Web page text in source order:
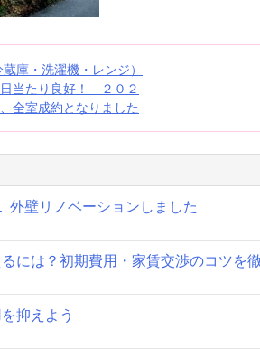
庫・洗濯機・レンジ）
当たり良好！ ２０２
全室成約となりました
外壁リノベーションしました
には？初期費用・家賃交渉のコツを
抑えよう